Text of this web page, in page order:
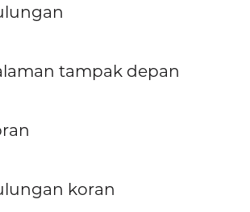
tampak depan
koran